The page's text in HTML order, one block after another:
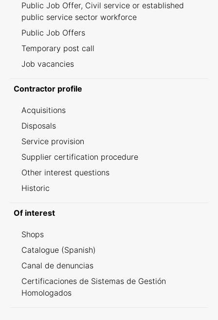
Public Job Offer, Civil service or established
public service sector workforce
Public Job Offers
Temporary post call
Job vacancies
Contractor profile
Acquisitions
Disposals
Service provision
Supplier certification procedure
Other interest questions
Historic
Of interest
Shops
Catalogue (Spanish)
Canal de denuncias
Certificaciones de Sistemas de Gestión
Homologados